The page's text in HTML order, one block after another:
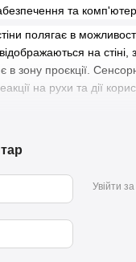
та
полягає в
на стіні,
зону проєкції.
на рухи та дії
Увійти